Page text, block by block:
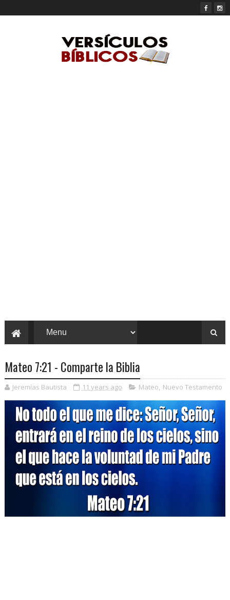
Mateo 7:21 - Comparte la Biblia
Jeremías Bautista 11 years ago Mateo, Nuevo Testamento